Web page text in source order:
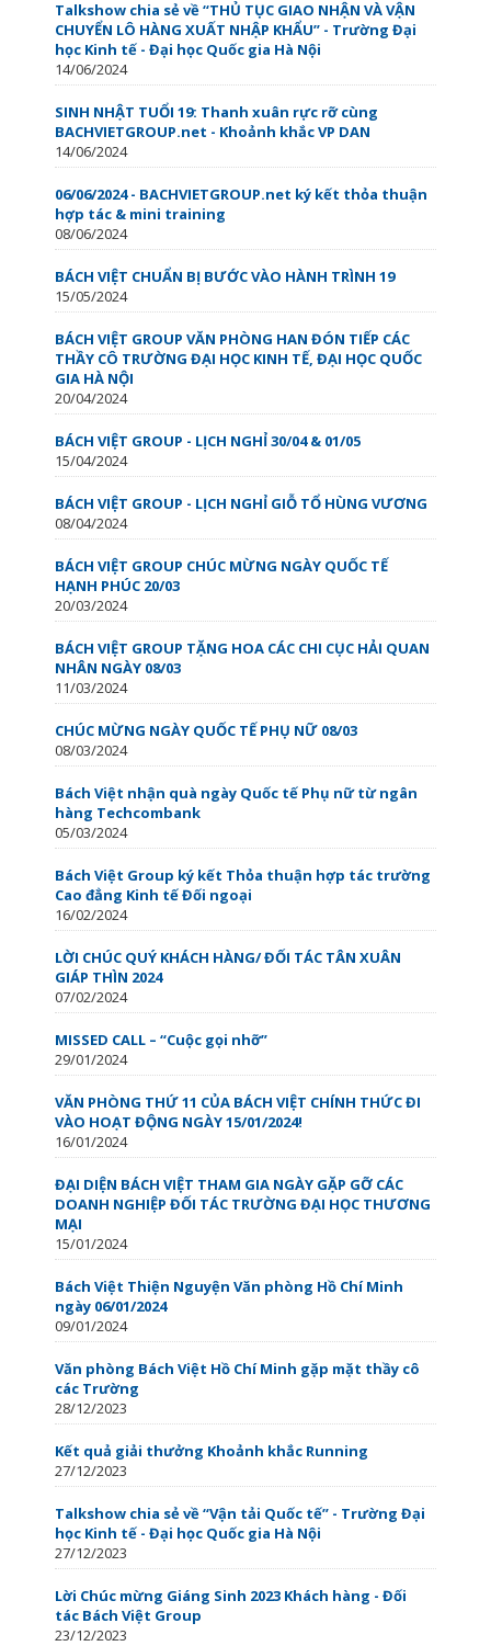
Talkshow chia sẻ về “THỦ TỤC GIAO NHẬN VÀ VẬN
CHUYỂN LÔ HÀNG XUẤT NHẬP KHẨU” - Trường Đại
học Kinh tế - Đại học Quốc gia Hà Nội
14/06/2024
SINH NHẬT TUỔI 19: Thanh xuân rực rỡ cùng
BACHVIETGROUP.net - Khoảnh khắc VP DAN
14/06/2024
06/06/2024 - BACHVIETGROUP.net ký kết thỏa thuận
hợp tác & mini training
08/06/2024
BÁCH VIỆT CHUẨN BỊ BƯỚC VÀO HÀNH TRÌNH 19
15/05/2024
BÁCH VIỆT GROUP VĂN PHÒNG HAN ĐÓN TIẾP CÁC
THẦY CÔ TRƯỜNG ĐẠI HỌC KINH TẾ, ĐẠI HỌC QUỐC
GIA HÀ NỘI
20/04/2024
BÁCH VIỆT GROUP - LỊCH NGHỈ 30/04 & 01/05
15/04/2024
BÁCH VIỆT GROUP - LỊCH NGHỈ GIỖ TỔ HÙNG VƯƠNG
08/04/2024
BÁCH VIỆT GROUP CHÚC MỪNG NGÀY QUỐC TẾ
HẠNH PHÚC 20/03
20/03/2024
BÁCH VIỆT GROUP TẶNG HOA CÁC CHI CỤC HẢI QUAN
NHÂN NGÀY 08/03
11/03/2024
CHÚC MỪNG NGÀY QUỐC TẾ PHỤ NỮ 08/03
08/03/2024
Bách Việt nhận quà ngày Quốc tế Phụ nữ từ ngân
hàng Techcombank
05/03/2024
Bách Việt Group ký kết Thỏa thuận hợp tác trường
Cao đẳng Kinh tế Đối ngoại
16/02/2024
LỜI CHÚC QUÝ KHÁCH HÀNG/ ĐỐI TÁC TÂN XUÂN
GIÁP THÌN 2024
07/02/2024
MISSED CALL – “Cuộc gọi nhỡ”
29/01/2024
VĂN PHÒNG THỨ 11 CỦA BÁCH VIỆT CHÍNH THỨC ĐI
VÀO HOẠT ĐỘNG NGÀY 15/01/2024!
16/01/2024
ĐẠI DIỆN BÁCH VIỆT THAM GIA NGÀY GẶP GỠ CÁC
DOANH NGHIỆP ĐỐI TÁC TRƯỜNG ĐẠI HỌC THƯƠNG
MẠI
15/01/2024
Bách Việt Thiện Nguyện Văn phòng Hồ Chí Minh
ngày 06/01/2024
09/01/2024
Văn phòng Bách Việt Hồ Chí Minh gặp mặt thầy cô
các Trường
28/12/2023
Kết quả giải thưởng Khoảnh khắc Running
27/12/2023
Talkshow chia sẻ về “Vận tải Quốc tế” - Trường Đại
học Kinh tế - Đại học Quốc gia Hà Nội
27/12/2023
Lời Chúc mừng Giáng Sinh 2023 Khách hàng - Đối
tác Bách Việt Group
23/12/2023